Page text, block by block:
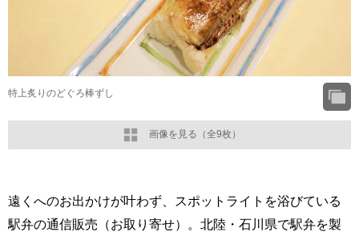
画像を見る（全9枚）
特上炙りのどぐろ棒ずし
遠くへのお出かけが叶わず、スポットライトを浴びている
駅弁の通信販売（お取り寄せ）。北陸・石川県で駅弁を製